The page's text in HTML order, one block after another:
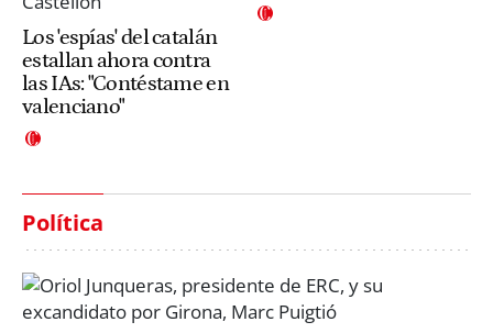
Los 'espías' del catalán
estallan ahora contra
las IAs: "Contéstame en
valenciano"
Política